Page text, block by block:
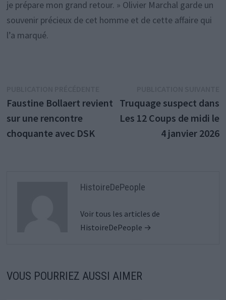
je prépare mon grand retour. » Olivier Marchal garde un
souvenir précieux de cet homme et de cette affaire qui
l’a marqué.
de
l’article
précédente :
Faustine Bollaert revient
sur une rencontre
choquante avec DSK
Truquage suspect dans
Les 12 Coups de midi le
4 janvier 2026
HistoireDePeople
Voir tous les articles de
HistoireDePeople →
VOUS POURRIEZ AUSSI AIMER